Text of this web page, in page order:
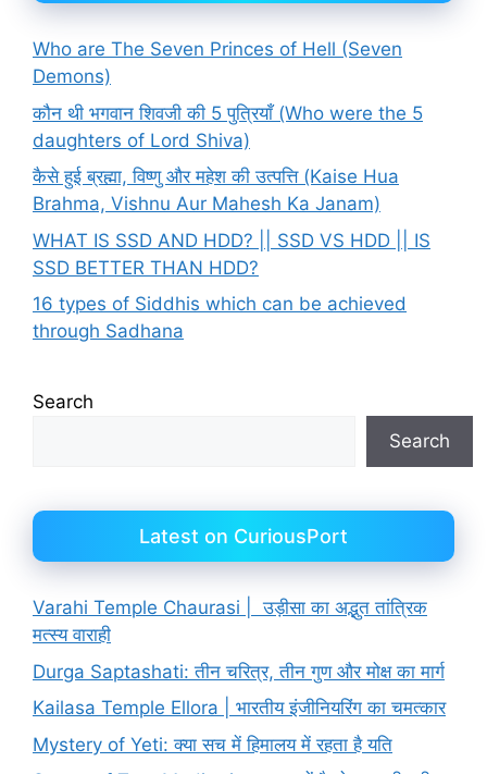
Who are The Seven Princes of Hell (Seven
Demons)
कौन थी भगवान शिवजी की 5 पुत्रियाँ (Who were the 5
daughters of Lord Shiva)
कैसे हुई ब्रह्मा, विष्णु और महेश की उत्पत्ति (Kaise Hua
Brahma, Vishnu Aur Mahesh Ka Janam)
WHAT IS SSD AND HDD? || SSD VS HDD || IS
SSD BETTER THAN HDD?
16 types of Siddhis which can be achieved
through Sadhana
Search
Search
Latest on CuriousPort
Varahi Temple Chaurasi | उड़ीसा का अद्भुत तांत्रिक
मत्स्य वाराही
Durga Saptashati: तीन चरित्र, तीन गुण और मोक्ष का मार्ग
Kailasa Temple Ellora | भारतीय इंजीनियरिंग का चमत्कार
Mystery of Yeti: क्या सच में हिमालय में रहता है यति